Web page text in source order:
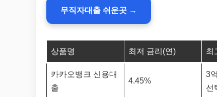
무직자대출 쉬운곳 →
상품명 최저 금리(연) 최
카카오뱅크 신용대
출
4.45%
3
선